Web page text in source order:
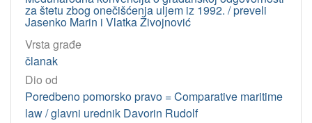
za štetu zbog onečišćenja uljem iz 1992. / preveli
Jasenko Marin i Vlatka Živojnović
Vrsta građe
članak
Dio od
Poredbeno pomorsko pravo = Comparative maritime
law / glavni urednik Davorin Rudolf